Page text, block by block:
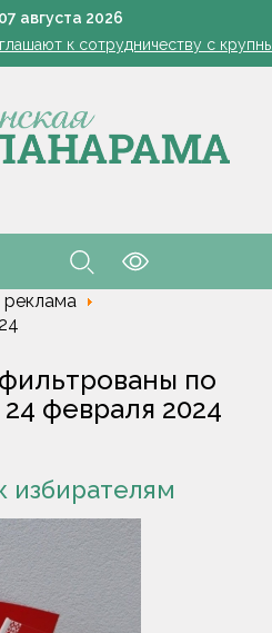
07 августа 2026
бегут: Августовская
к сотрудничеству с
обозначил слабые
в магазинах на селе:
бегут: Августовская
обозначил слабые
реклама
по
февраля 2024
избирателям